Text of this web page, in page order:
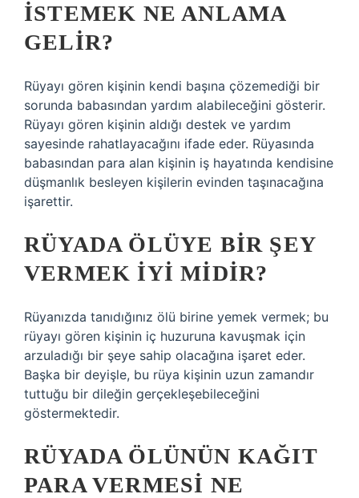
ISTEMEK NE ANLAMA
GELIR?
Rüyayı gören kişinin kendi başına çözemediği bir
sorunda babasından yardım alabileceğini gösterir.
Rüyayı gören kişinin aldığı destek ve yardım
sayesinde rahatlayacağını ifade eder. Rüyasında
babasından para alan kişinin iş hayatında kendisine
düşmanlık besleyen kişilerin evinden taşınacağına
işarettir.
RÜYADA ÖLÜYE BIR ŞEY
VERMEK IYI MIDIR?
Rüyanızda tanıdığınız ölü birine yemek vermek; bu
rüyayı gören kişinin iç huzuruna kavuşmak için
arzuladığı bir şeye sahip olacağına işaret eder.
Başka bir deyişle, bu rüya kişinin uzun zamandır
tuttuğu bir dileğin gerçekleşebileceğini
göstermektedir.
RÜYADA ÖLÜNÜN KAĞIT
PARA VERMESI NE